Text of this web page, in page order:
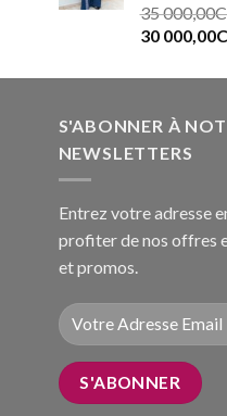
Note5.00
sur 5
35 000,00
30 000,00
S'ABONNER À
NEWSLETTERS
Entrez votre adresse
profiter de nos offres
et promos.